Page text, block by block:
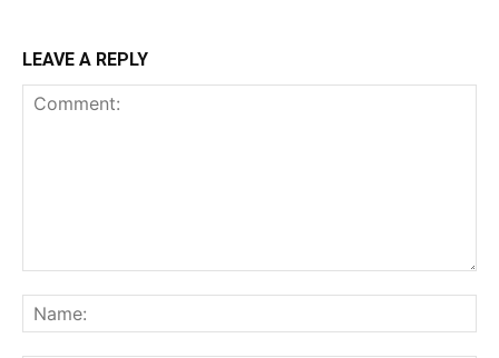
LEAVE A REPLY